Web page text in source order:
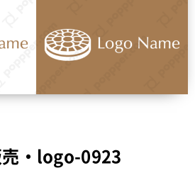
売・logo-0923